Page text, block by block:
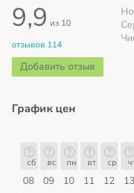
9,9 из 10
отзывов 114
Добавить отзыв
График цен
08
сб
09
вс
10
пн
11
вт
12
ср
13